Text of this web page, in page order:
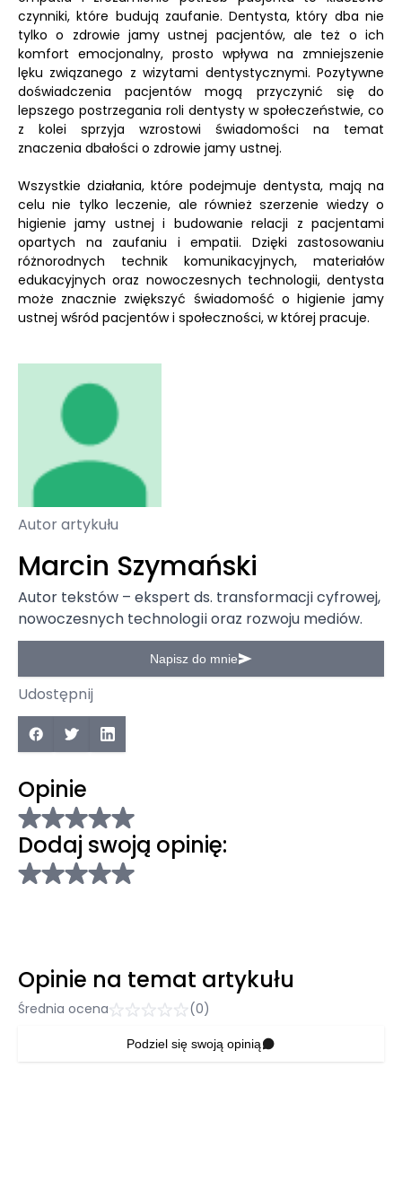
czynniki, które budują zaufanie. Dentysta, który dba nie
tylko o zdrowie jamy ustnej pacjentów, ale też o ich
komfort emocjonalny, prosto wpływa na zmniejszenie
lęku związanego z wizytami dentystycznymi. Pozytywne
doświadczenia pacjentów mogą przyczynić się do
lepszego postrzegania roli dentysty w społeczeństwie, co
z kolei sprzyja wzrostowi świadomości na temat
znaczenia dbałości o zdrowie jamy ustnej.
Wszystkie działania, które podejmuje dentysta, mają na
celu nie tylko leczenie, ale również szerzenie wiedzy o
higienie jamy ustnej i budowanie relacji z pacjentami
opartych na zaufaniu i empatii. Dzięki zastosowaniu
różnorodnych technik komunikacyjnych, materiałów
edukacyjnych oraz nowoczesnych technologii, dentysta
może znacznie zwiększyć świadomość o higienie jamy
ustnej wśród pacjentów i społeczności, w której pracuje.
Autor artykułu
Marcin Szymański
Autor tekstów – ekspert ds. transformacji cyfrowej,
nowoczesnych technologii oraz rozwoju mediów.
Napisz do mnie
Udostępnij
Opinie
Dodaj swoją opinię:
Opinie na temat artykułu
Średnia ocena (0)
Podziel się swoją opinią